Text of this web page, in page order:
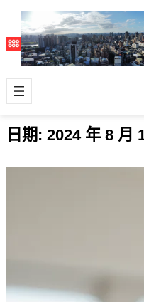
日期: 2024 年 8 月
矚目